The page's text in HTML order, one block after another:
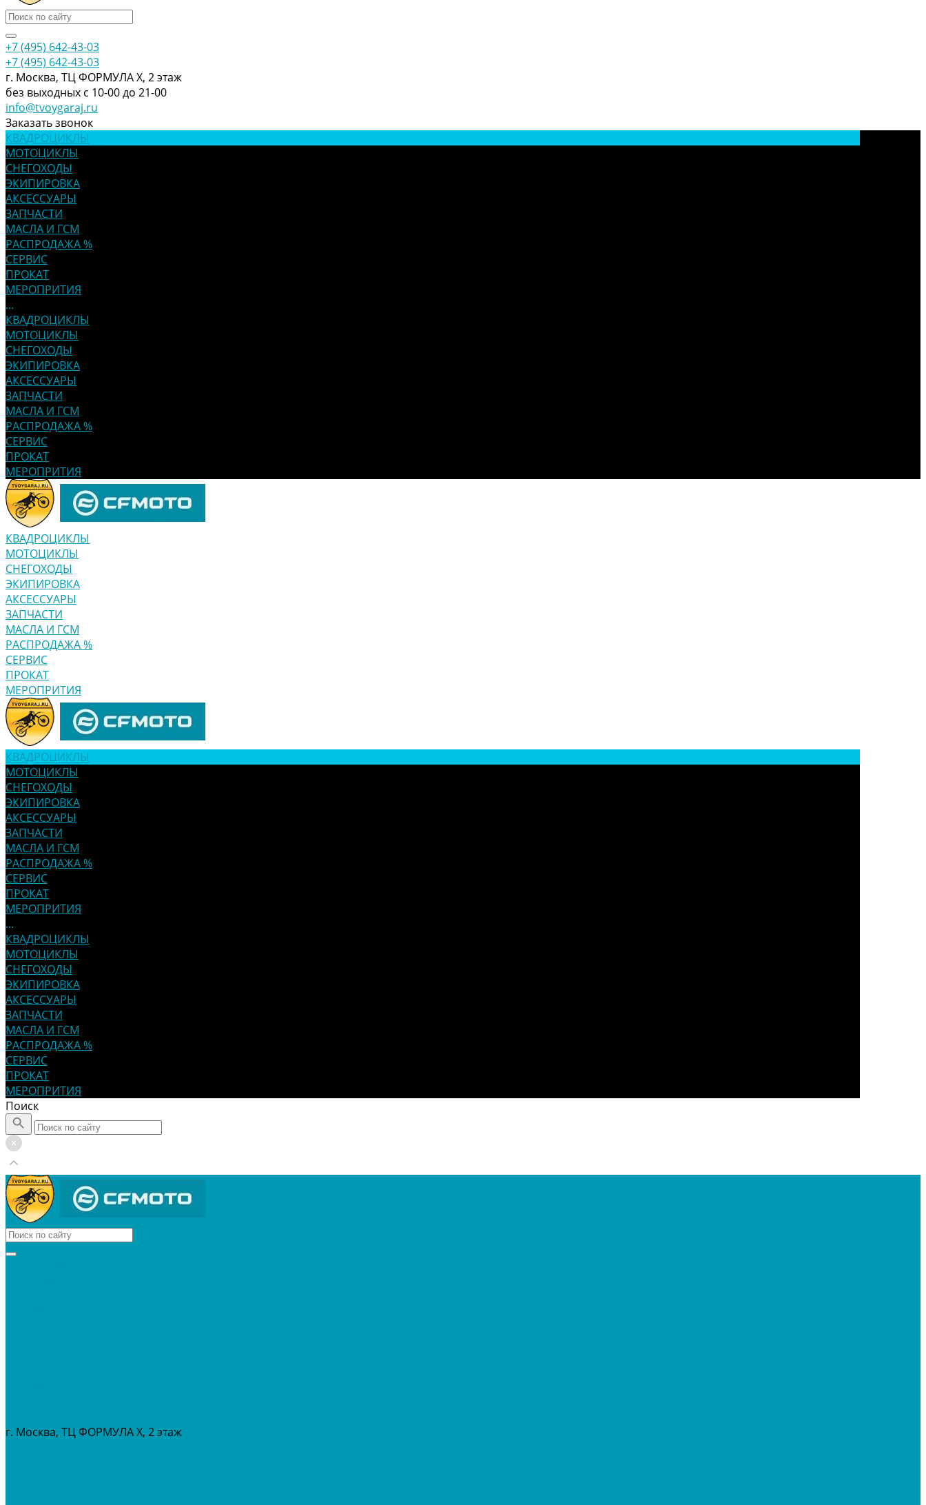
+7 (495) 642-43-03
+7 (495) 642-43-03
г. Москва, ТЦ ФОРМУЛА Х, 2 этаж
без выходных с 10-00 до 21-00
info@tvoygaraj.ru
Заказать звонок
КВАДРОЦИКЛЫ
МОТОЦИКЛЫ
СНЕГОХОДЫ
ЭКИПИРОВКА
АКСЕССУАРЫ
ЗАПЧАСТИ
МАСЛА И ГСМ
РАСПРОДАЖА %
СЕРВИС
ПРОКАТ
МЕРОПРИТИЯ
...
КВАДРОЦИКЛЫ
МОТОЦИКЛЫ
СНЕГОХОДЫ
ЭКИПИРОВКА
АКСЕССУАРЫ
ЗАПЧАСТИ
МАСЛА И ГСМ
РАСПРОДАЖА %
СЕРВИС
ПРОКАТ
МЕРОПРИТИЯ
КВАДРОЦИКЛЫ
МОТОЦИКЛЫ
СНЕГОХОДЫ
ЭКИПИРОВКА
АКСЕССУАРЫ
ЗАПЧАСТИ
МАСЛА И ГСМ
РАСПРОДАЖА %
СЕРВИС
ПРОКАТ
МЕРОПРИТИЯ
КВАДРОЦИКЛЫ
МОТОЦИКЛЫ
СНЕГОХОДЫ
ЭКИПИРОВКА
АКСЕССУАРЫ
ЗАПЧАСТИ
МАСЛА И ГСМ
РАСПРОДАЖА %
СЕРВИС
ПРОКАТ
МЕРОПРИТИЯ
...
КВАДРОЦИКЛЫ
МОТОЦИКЛЫ
СНЕГОХОДЫ
ЭКИПИРОВКА
АКСЕССУАРЫ
ЗАПЧАСТИ
МАСЛА И ГСМ
РАСПРОДАЖА %
СЕРВИС
ПРОКАТ
МЕРОПРИТИЯ
Поиск
г. Москва, ТЦ ФОРМУЛА Х, 2 этаж